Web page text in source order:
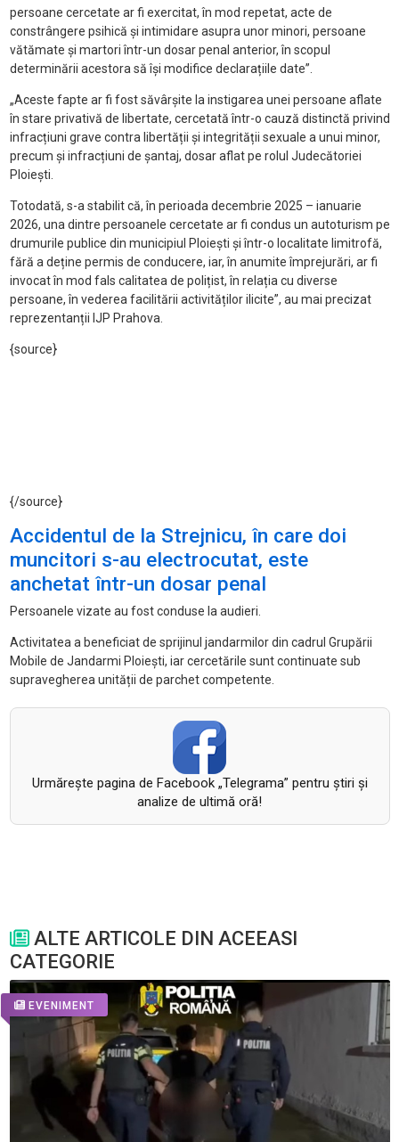
persoane cercetate ar fi exercitat, în mod repetat, acte de
constrângere psihică și intimidare asupra unor minori, persoane
vătămate și martori într-un dosar penal anterior, în scopul
determinării acestora să își modifice declarațiile date”.
„Aceste fapte ar fi fost săvârșite la instigarea unei persoane aflate
în stare privativă de libertate, cercetată într-o cauză distinctă privind
infracțiuni grave contra libertății și integrității sexuale a unui minor,
precum și infracțiuni de șantaj, dosar aflat pe rolul Judecătoriei
Ploiești.
Totodată, s-a stabilit că, în perioada decembrie 2025 – ianuarie
2026, una dintre persoanele cercetate ar fi condus un autoturism pe
drumurile publice din municipiul Ploiești și într-o localitate limitrofă,
fără a deține permis de conducere, iar, în anumite împrejurări, ar fi
invocat în mod fals calitatea de polițist, în relația cu diverse
persoane, în vederea facilitării activităților ilicite”, au mai precizat
reprezentanții IJP Prahova.
{source}
{/source}
Accidentul de la Strejnicu, în care doi
muncitori s-au electrocutat, este
anchetat într-un dosar penal
Persoanele vizate au fost conduse la audieri.
Activitatea a beneficiat de sprijinul jandarmilor din cadrul Grupării
Mobile de Jandarmi Ploiești, iar cercetările sunt continuate sub
supravegherea unității de parchet competente.
Urmăreşte pagina de Facebook „Telegrama” pentru ştiri şi
analize de ultimă oră!
ALTE ARTICOLE DIN ACEEASI
CATEGORIE
EVENIMENT